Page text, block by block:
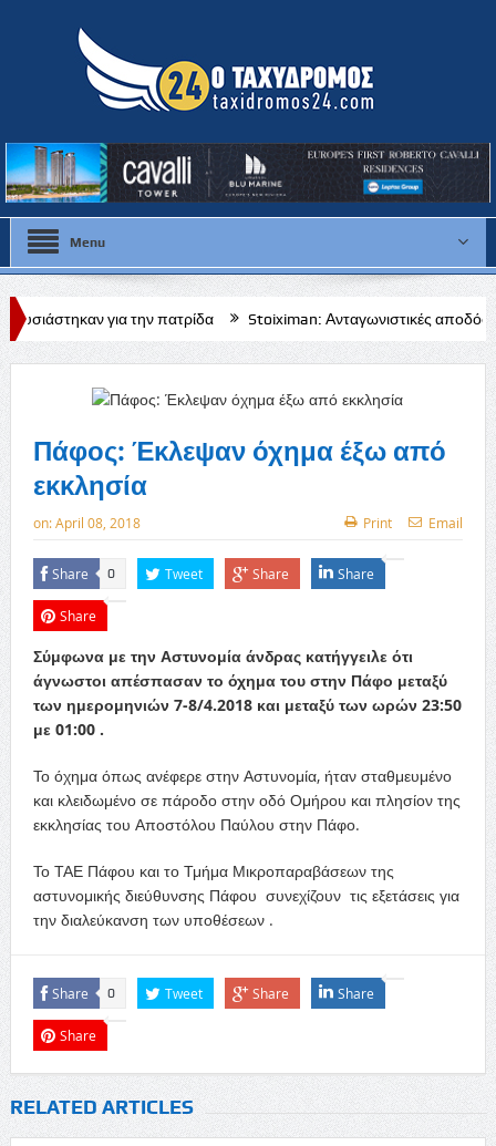
Menu
την πατρίδα Stoiximan: Ανταγωνιστικές αποδόσεις για το Τσβόλε
Πάφος: Έκλεψαν όχημα έξω από
εκκλησία
on:April 08, 2018 Print Email
Share 0 Tweet Share Share
Share
Σύμφωνα με την Αστυνομία άνδρας κατήγγειλε ότι
άγνωστοι απέσπασαν το όχημα του στην Πάφο μεταξύ
των ημερομηνιών 7-8/4.2018 και μεταξύ των ωρών 23:50
με 01:00 .
Το όχημα όπως ανέφερε στην Αστυνομία, ήταν σταθμευμένο
και κλειδωμένο σε πάροδο στην οδό Ομήρου και πλησίον της
εκκλησίας του Αποστόλου Παύλου στην Πάφο.
Το ΤΑΕ Πάφου και το Τμήμα Μικροπαραβάσεων της
αστυνομικής διεύθυνσης Πάφου συνεχίζουν τις εξετάσεις για
την διαλεύκανση των υποθέσεων .
Share 0 Tweet Share Share
Share
RELATED ARTICLES